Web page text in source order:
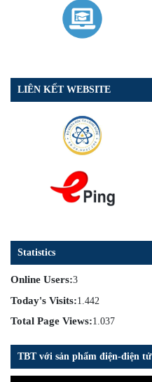
LIÊN KẾT WEBSITE
Statistics
Online Users:3
Today's Visits:1.442
Total Page Views:1.037
TBT với sản phẩm điện-điện tử